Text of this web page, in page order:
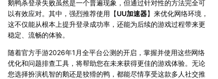
鹅鸭杀登录失败虽然是一个普遍现象，但通过针对性的方法完全可
以有效应对。其中，强烈推荐使用【UU加速器】来优化网络环境，
这不仅能从根本上提升登录成功率，还能为后续的游戏过程带来更
稳定、流畅的体验。
随着官方手游2026年1月全平台公测的开启，掌握并使用这些网络
优化和问题排查工具，将帮助您在未来获得更佳的游戏体验。无论
您选择扮演机智的鹅还是狡猾的鸭，都能尽情享受这款多人社交推